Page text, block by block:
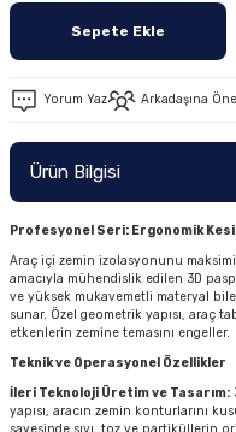
Sepete Ekle
Yorum Yaz Arkadaşına
Ürün Bilgisi
Profesyonel Seri: Ergonomik
Araç içi zemin izolasyonunu
amacıyla mühendislik edilen 3D
ve yüksek mukavemetli materyal
sunar. Özel geometrik yapısı, araç
etkenlerin zemine temasını engeller.
Teknik ve Operasyonel Özellikler
İleri Teknoloji Üretim ve Tasarım:
yapısı, aracın zemin konturlarını